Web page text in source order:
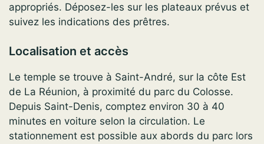
appropriés. Déposez-les sur les plateaux prévus et
suivez les indications des prêtres.
Localisation et accès
Le temple se trouve à Saint-André, sur la côte Est
de La Réunion, à proximité du parc du Colosse.
Depuis Saint-Denis, comptez environ 30 à 40
minutes en voiture selon la circulation. Le
stationnement est possible aux abords du parc lors